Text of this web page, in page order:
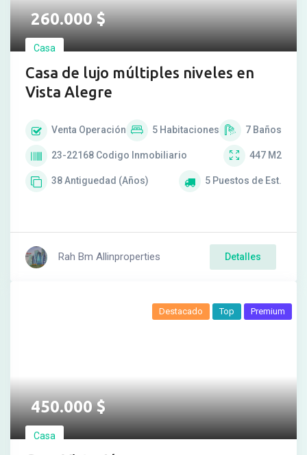
260.000$
Casa
Casa de lujo múltiples niveles en
Vista Alegre
Venta Operación 5 Habitaciones 7 Baños
23-22168 Codigo Inmobiliario 447 M2
38Antiguedad (Años) 5 Puestos de Est.
Rah Bm Allinproperties Detalles
450.000$
Casa
Destacado Top Premium